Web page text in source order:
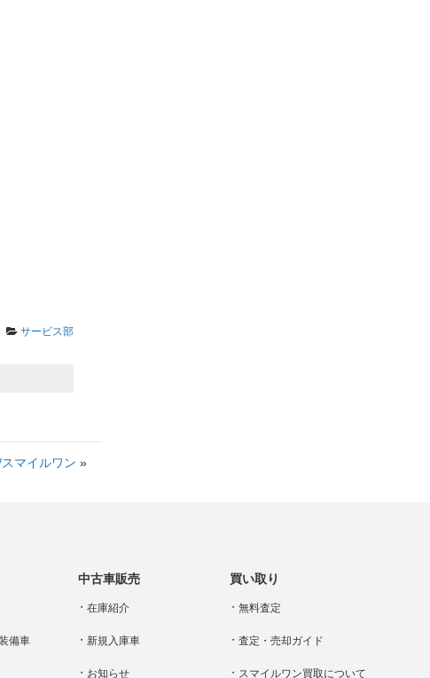
サービス部
マイルワン »
備車
中古車販売
在庫紹介
新規入庫車
お知らせ
買い取り
無料査定
査定・売却ガイド
スマイルワン買取について